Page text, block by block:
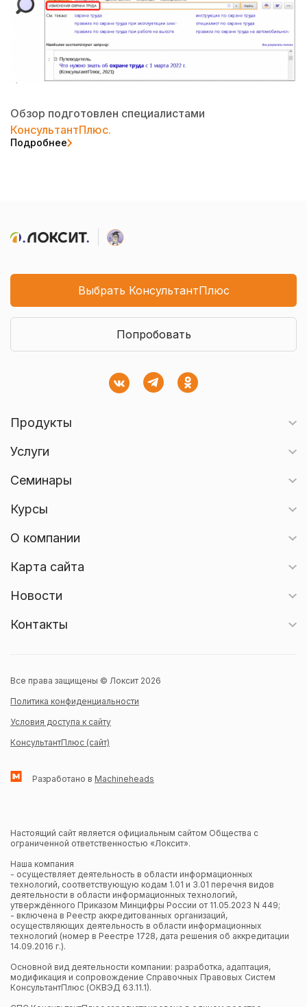
Обзор подготовлен специалистами
КонсультантПлюс.
Подробнее
Выбрать КонсультантПлюс
Попробовать
Продукты
Услуги
Семинары
Курсы
О компании
Карта сайта
Новости
Контакты
Все права защищены © Локсит 2026
Политика конфиденциальности
Условия доступа к сайту
КонсультантПлюс (сайт)
Разработано в Machineheads
Настоящий сайт является официальным сайтом Общества с
ограниченной ответственностью «Локсит».
Наша компания
- осуществляет деятельность в области информационных
технологий, соответствующую кодам 1.01 и 3.01 перечня видов
деятельности в области информационных технологий,
утверждённого Приказом Минцифры России от 11.05.2023 N 449;
- включена в Реестр аккредитованных организаций,
осуществляющих деятельность в области информационных
технологий (номер в Реестре 1728, дата решения об аккредитации
14.09.2016 г.).
Основной вид деятельности компании: разработка, адаптация,
модификация и сопровождение Справочных Правовых Систем
КонсультантПлюс (ОКВЭД 63.11.1).